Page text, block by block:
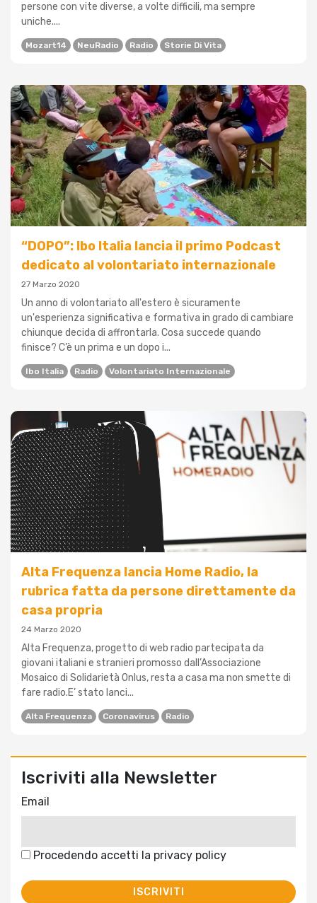
persone con vite diverse, a volte difficili, ma sempre
uniche....
Mozart14 NeuRadio Radio Storie Di Vita
“DOPO”: Ibo Italia lancia il primo Podcast
dedicato al volontariato internazionale
27 Marzo 2020
Un anno di volontariato all'estero è sicuramente
un'esperienza significativa e formativa in grado di cambiare
chiunque decida di affrontarla. Cosa succede quando
finisce? C’è un prima e un dopo i...
Ibo Italia Radio Volontariato Internazionale
Alta Frequenza lancia Home Radio, la
rubrica fatta da persone direttamente da
casa propria
24 Marzo 2020
Alta Frequenza, progetto di web radio partecipata da
giovani italiani e stranieri promosso dall’Associazione
Mosaico di Solidarietà Onlus, resta a casa ma non smette di
fare radio.E’ stato lanci...
Alta Frequenza Coronavirus Radio
Iscriviti alla Newsletter
Email
Procedendo accetti la privacy policy